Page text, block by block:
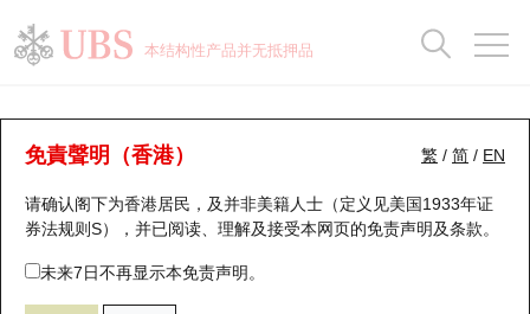
本结构性产品并无抵押品
繁 / 简 / EN
免責聲明（香港）
请确认阁下为香港居民，及并非美籍人士（定义见美国1933年证
券法规则S），并已阅读、理解及接受本网页的免责声明及条款。
未来7日不再显示本免责声明。
认股证分析仪
表现 街货统计 比较
13242 瑞银认购 6181 老铺黄金
瑞银认股证一览
新发行瑞银认股证
即将到期认股证
街货统计
比较
牛熊全景快搜
牛熊证搜寻
牛熊证街货分布图
街货统计
比较
十大升幅/跌幅
十大认股证成交分布
十天股证占大市成交
正股分析仪
二十大活跃股份
恒指成份股
持股比重
显示所有持股比重
每月轮证大市专题
轮证专栏
讲座及教育短片